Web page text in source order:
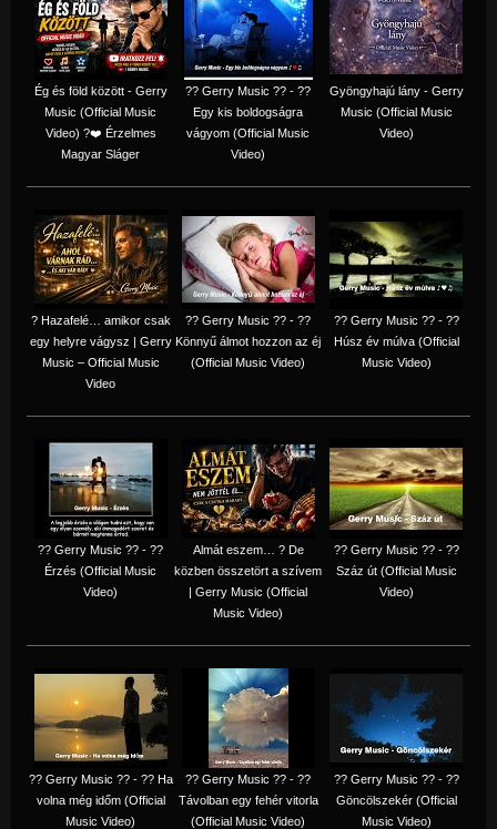
Ég és föld között - Gerry
Music (Official Music
Video) ?❤️ Érzelmes
Magyar Sláger
?? Gerry Music ?? - ??
Egy kis boldogságra
vágyom (Official Music
Video)
Gyöngyhajú lány - Gerry
Music (Official Music
Video)
? Hazafelé… amikor csak
egy helyre vágysz | Gerry
Music – Official Music
Video
?? Gerry Music ?? - ??
Könnyű álmot hozzon az éj
(Official Music Video)
?? Gerry Music ?? - ??
Húsz év múlva (Official
Music Video)
?? Gerry Music ?? - ??
Érzés (Official Music
Video)
Almát eszem… ? De
közben összetört a szívem
| Gerry Music (Official
Music Video)
?? Gerry Music ?? - ??
Száz út (Official Music
Video)
?? Gerry Music ?? - ?? Ha
volna még időm (Official
Music Video)
?? Gerry Music ?? - ??
Távolban egy fehér vitorla
(Official Music Video)
?? Gerry Music ?? - ??
Göncölszekér (Official
Music Video)